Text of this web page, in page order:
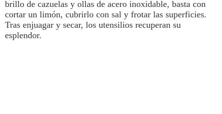
brillo de cazuelas y ollas de acero inoxidable, basta con
cortar un limón, cubrirlo con sal y frotar las superficies.
Tras enjuagar y secar, los utensilios recuperan su
esplendor.